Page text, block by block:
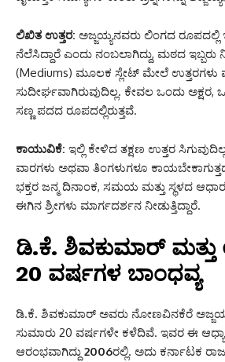
ಲಿಖಿತ ಉತ್ತರ: ಅಜ್ಜಯ್ಯನವರು ಲಿಂಗದ ರೂಪದಲ್ಲಿ
ನೆಲೆಸಿದ್ದಾರೆ ಎಂದು ನಂಬಲಾಗಿದ್ದು, ಮಠದ
(Mediums) ಮೂಲಕ ಸ್ಲೇಟ್ ಮೇಲೆ ಉತ್ತರಗಳು
ಸುದೀರ್ಘವಾಗಿರುವುದಿಲ್ಲ. ಕೇವಲ ಒಂದು
ಸಣ್ಣ ಪದದ ರೂಪದಲ್ಲಿರುತ್ತವೆ.
ಕಾಯುವಿಕೆ: ಇಲ್ಲಿ ಕೇಳಿದ ತಕ್ಷಣ ಉತ್ತರ
ವಾರಗಳು ಅಥವಾ ತಿಂಗಳುಗಳೂ
ಭಕ್ತರ ಜನ್ಮ ದಿನಾಂಕ, ಸಮಯ ಮತ್ತು ಸ್ಥಳದ
ಈಗಿನ ಶ್ರೀಗಳು ಮಾರ್ಗದರ್ಶನ ನೀಡುತ್ತಿದ್ದಾರೆ.
ಡಿ.ಕೆ. ಶಿವಕುಮಾರ್
20 ವರ್ಷಗಳ ಬಾಂಧವ್ಯ
ಡಿ.ಕೆ. ಶಿವಕುಮಾರ್ ಅವರು ನೋಣವಿನಕೆರೆ
ಸುಮಾರು 20 ವರ್ಷಗಳೇ ಕಳೆದಿವೆ. ಇವರ ಈ
ಆರಂಭವಾಗಿದ್ದು 2006ರಲ್ಲಿ. ಅದು ಕರ್ನಾಟಕ